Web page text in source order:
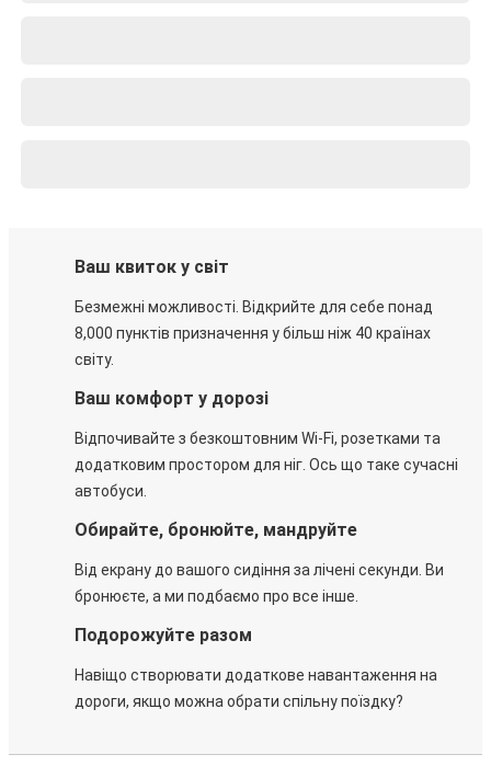
Ваш квиток у світ
Безмежні можливості. Відкрийте для себе понад
8,000 пунктів призначення у більш ніж 40 країнах
світу.
Ваш комфорт у дорозі
Відпочивайте з безкоштовним Wi-Fi, розетками та
додатковим простором для ніг. Ось що таке сучасні
автобуси.
Обирайте, бронюйте, мандруйте
Від екрану до вашого сидіння за лічені секунди. Ви
бронюєте, а ми подбаємо про все інше.
Подорожуйте разом
Навіщо створювати додаткове навантаження на
дороги, якщо можна обрати спільну поїздку?